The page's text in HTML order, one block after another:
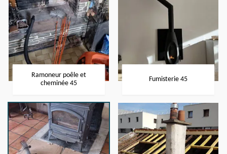
Ramoneur poêle et
cheminée 45
Fumisterie 45